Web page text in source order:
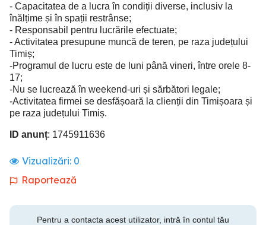
- Capacitatea de a lucra în condiții diverse, inclusiv la
înălțime și în spații restrânse;
- Responsabil pentru lucrările efectuate;
- Activitatea presupune muncă de teren, pe raza județului
Timiș;
-Programul de lucru este de luni până vineri, între orele 8-
17;
-Nu se lucrează în weekend-uri și sărbători legale;
-Activitatea firmei se desfășoară la clienții din Timișoara și
pe raza județului Timiș.
ID anunț: 1745911636
Vizualizări: 0
Raportează
Pentru a contacta acest utilizator, intră în contul tău